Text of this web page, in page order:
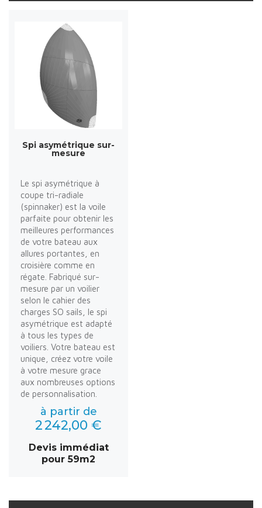
Spi asymétrique sur-
mesure
Le spi asymétrique à
coupe tri-radiale
(spinnaker) est la voile
parfaite pour obtenir les
meilleures performances
de votre bateau aux
allures portantes, en
croisière comme en
régate. Fabriqué sur-
mesure par un voilier
selon le cahier des
charges SO sails, le spi
asymétrique est adapté
à tous les types de
voiliers. Votre bateau est
unique, créez votre voile
à votre mesure grace
aux nombreuses options
de personnalisation.
à partir de
2 242,00 €
Devis immédiat
pour 59m2